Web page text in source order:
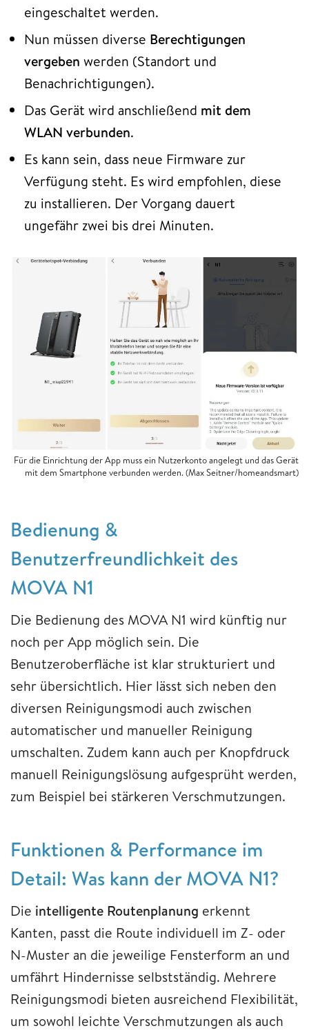
eingeschaltet werden.
Nun müssen diverse Berechtigungen
vergeben werden (Standort und
Benachrichtigungen).
Das Gerät wird anschließend mit dem
WLAN verbunden.
Es kann sein, dass neue Firmware zur
Verfügung steht. Es wird empfohlen, diese
zu installieren. Der Vorgang dauert
ungefähr zwei bis drei Minuten.
Für die Einrichtung der App muss ein Nutzerkonto angelegt und das Gerät
mit dem Smartphone verbunden werden. (Max Seitner/homeandsmart)
Bedienung &
Benutzerfreundlichkeit des
MOVA N1
Die Bedienung des MOVA N1 wird künftig nur
noch per App möglich sein. Die
Benutzeroberfläche ist klar strukturiert und
sehr übersichtlich. Hier lässt sich neben den
diversen Reinigungsmodi auch zwischen
automatischer und manueller Reinigung
umschalten. Zudem kann auch per Knopfdruck
manuell Reinigungslösung aufgesprüht werden,
zum Beispiel bei stärkeren Verschmutzungen.
Funktionen & Performance im
Detail: Was kann der MOVA N1?
Die intelligente Routenplanung erkennt
Kanten, passt die Route individuell im Z- oder
N-Muster an die jeweilige Fensterform an und
umfährt Hindernisse selbstständig. Mehrere
Reinigungsmodi bieten ausreichend Flexibilität,
um sowohl leichte Verschmutzungen als auch